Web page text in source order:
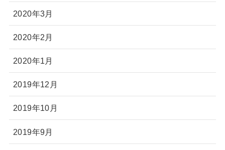
2020年3月
2020年2月
2020年1月
2019年12月
2019年10月
2019年9月